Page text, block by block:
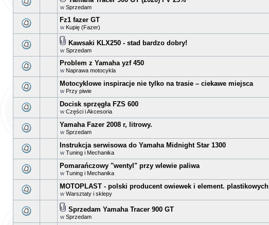
w Sprzedam
Fz1 fazer GT
w Kupię (Fazer)
Kawsaki KLX250 - stad bardzo dobry!
w Sprzedam
Problem z Yamaha yzf 450
w Naprawa motocykla
Motocyklowe inspiracje nie tylko na trasie – ciekawe miejsca
w Przy piwie
Docisk sprzęgła FZS 600
w Części i Akcesoria
Yamaha Fazer 2008 r, litrowy.
w Sprzedam
Instrukcja serwisowa do Yamaha Midnight Star 1300
w Tuning i Mechanika
Pomarańczowy "wentyl" przy wlewie paliwa
w Tuning i Mechanika
MOTOPLAST - polski producent owiewek i element. plastikowych
w Warsztaty i sklepy
Sprzedam Yamaha Tracer 900 GT
w Sprzedam